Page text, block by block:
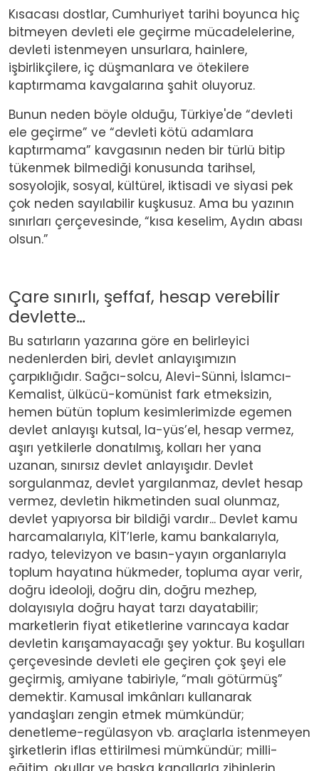
Kısacası dostlar, Cumhuriyet tarihi boyunca hiç
bitmeyen devleti ele geçirme mücadelelerine,
devleti istenmeyen unsurlara, hainlere,
işbirlikçilere, iç düşmanlara ve ötekilere
kaptırmama kavgalarına şahit oluyoruz.
Bunun neden böyle olduğu, Türkiye'de “devleti
ele geçirme” ve “devleti kötü adamlara
kaptırmama” kavgasının neden bir türlü bitip
tükenmek bilmediği konusunda tarihsel,
sosyolojik, sosyal, kültürel, iktisadi ve siyasi pek
çok neden sayılabilir kuşkusuz. Ama bu yazının
sınırları çerçevesinde, “kısa keselim, Aydın abası
olsun.”
Çare sınırlı, şeffaf, hesap verebilir
devlette…
Bu satırların yazarına göre en belirleyici
nedenlerden biri, devlet anlayışımızın
çarpıklığıdır. Sağcı-solcu, Alevi-Sünni, İslamcı-
Kemalist, ülkücü-komünist fark etmeksizin,
hemen bütün toplum kesimlerimizde egemen
devlet anlayışı kutsal, la-yüs’el, hesap vermez,
aşırı yetkilerle donatılmış, kolları her yana
uzanan, sınırsız devlet anlayışıdır. Devlet
sorgulanmaz, devlet yargılanmaz, devlet hesap
vermez, devletin hikmetinden sual olunmaz,
devlet yapıyorsa bir bildiği vardır... Devlet kamu
harcamalarıyla, KİT’lerle, kamu bankalarıyla,
radyo, televizyon ve basın-yayın organlarıyla
toplum hayatına hükmeder, topluma ayar verir,
doğru ideoloji, doğru din, doğru mezhep,
dolayısıyla doğru hayat tarzı dayatabilir;
marketlerin fiyat etiketlerine varıncaya kadar
devletin karışamayacağı şey yoktur. Bu koşulları
çerçevesinde devleti ele geçiren çok şeyi ele
geçirmiş, amiyane tabiriyle, “malı götürmüş”
demektir. Kamusal imkânları kullanarak
yandaşları zengin etmek mümkündür;
denetleme-regülasyon vb. araçlarla istenmeyen
şirketlerin iflas ettirilmesi mümkündür; milli-